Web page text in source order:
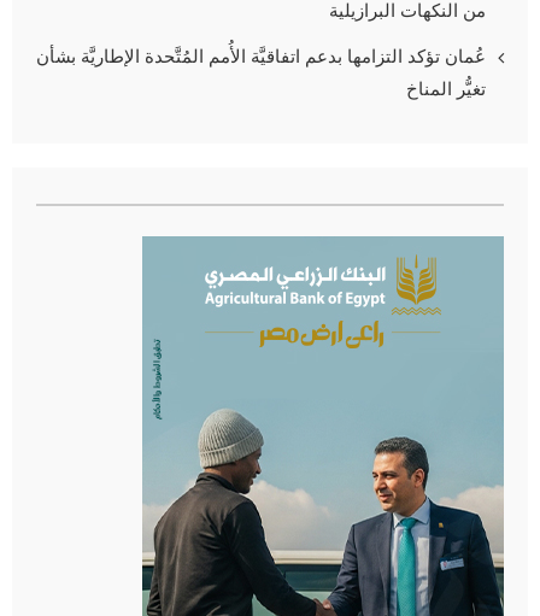
من النكهات البرازيلية
عُمان تؤكد التزامها بدعم اتفاقيَّة الأُمم المُتَّحدة الإطاريَّة بشأن
تغيُّر المناخ